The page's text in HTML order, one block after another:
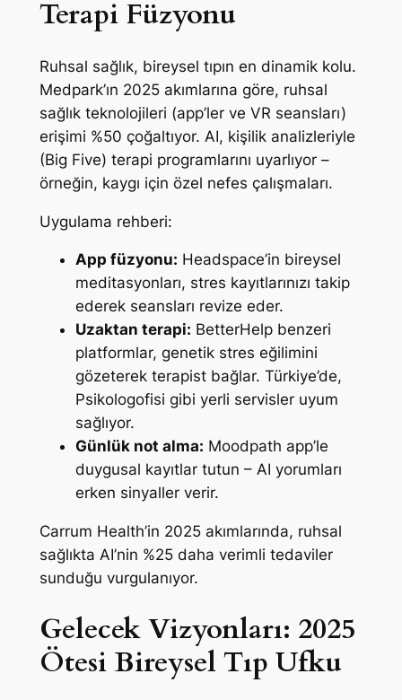
Terapi Füzyonu
Ruhsal sağlık, bireysel tıpın en dinamik kolu.
Medpark’ın 2025 akımlarına göre, ruhsal
sağlık teknolojileri (app’ler ve VR seansları)
erişimi %50 çoğaltıyor. AI, kişilik analizleriyle
(Big Five) terapi programlarını uyarlıyor –
örneğin, kaygı için özel nefes çalışmaları.
Uygulama rehberi:
App füzyonu: Headspace’in bireysel
meditasyonları, stres kayıtlarınızı takip
ederek seansları revize eder.
Uzaktan terapi: BetterHelp benzeri
platformlar, genetik stres eğilimini
gözeterek terapist bağlar. Türkiye’de,
Psikologofisi gibi yerli servisler uyum
sağlıyor.
Günlük not alma: Moodpath app’le
duygusal kayıtlar tutun – AI yorumları
erken sinyaller verir.
Carrum Health’in 2025 akımlarında, ruhsal
sağlıkta AI’nin %25 daha verimli tedaviler
sunduğu vurgulanıyor.
Gelecek Vizyonları: 2025
Ötesi Bireysel Tıp Ufku